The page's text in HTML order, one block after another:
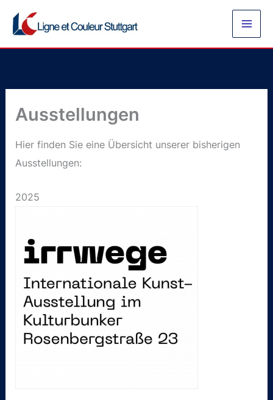
Inhalt
springen
Ausstellungen
Hier finden Sie eine Übersicht unserer bisherigen
Ausstellungen:
2025